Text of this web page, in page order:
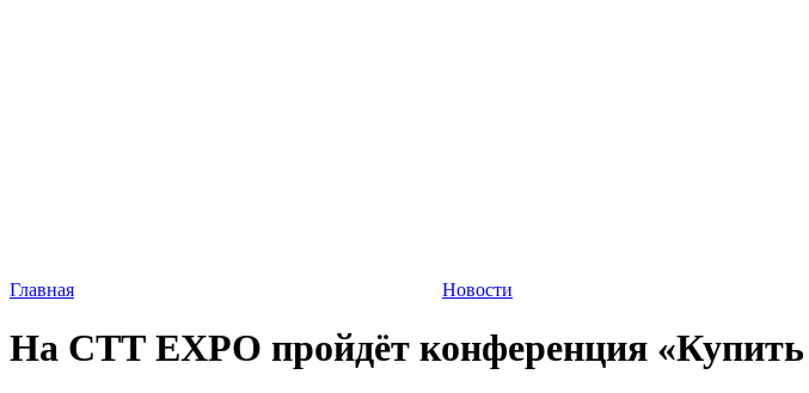
Главная Новости
На СТТ EXPO пройдёт конференция «Купить